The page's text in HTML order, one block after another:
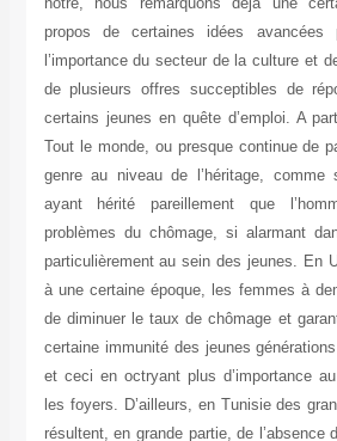
propos de certaines idées avancées
l’importance du secteur de la culture et
de plusieurs offres succeptibles de
certains jeunes en quête d’emploi. A
Tout le monde, ou presque continue de
genre au niveau de l’héritage,
ayant hérité pareillement que
problèmes du chômage, si alarmant
particulièrement au sein des jeunes. En
à une certaine époque, les femmes à
de diminuer le taux de chômage et
certaine immunité des jeunes
et ceci en octryant plus d’importance
les foyers. D’ailleurs, en Tunisie des
résultent, en grande partie, de l’absence